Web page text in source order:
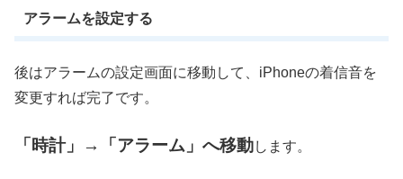
アラームを設定する
後はアラームの設定画面に移動して、iPhoneの着信音を
変更すれば完了です。
「時計」→「アラーム」へ移動します。